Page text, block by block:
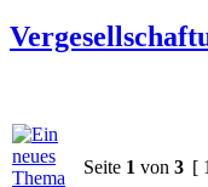
Seite 1 von 3 [